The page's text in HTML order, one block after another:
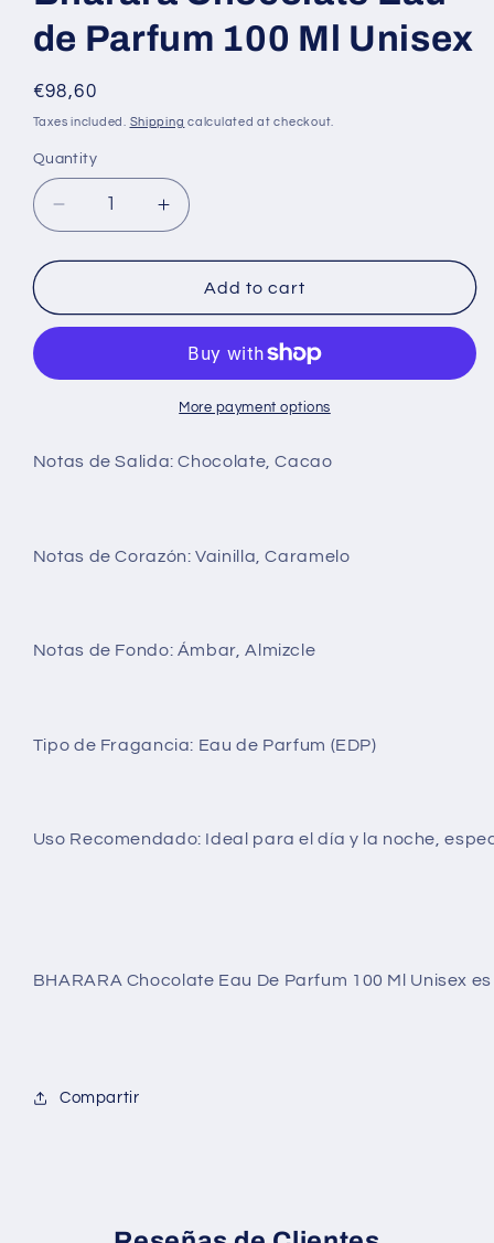
de Parfum 100 Ml Unisex
Regular
price
€98,60
Taxes included. Shipping calculated at checkout.
Quantity
Decrease
quantity
for
Chocolate
Eau
Parfum
Unisex
Increase
quantity
for
Bharara
Chocolate
Parfum
100
Unisex
Add to cart
More payment options
Notas de Salida: Chocolate, Cacao
Notas de Corazón: Vainilla, Caramelo
Notas de Fondo: Ámbar, Almizcle
Tipo de Fragancia: Eau de Parfum (EDP)
Uso Recomendado: Ideal para el día y la noche,
BHARARA Chocolate Eau De Parfum 100 Ml
Compartir